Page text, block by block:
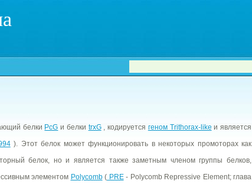
белки PcG и белки trxG, кодируется геном Trithorax-like и является
). Этот белок может функционировать в некоторых промоторах как
белок, но и является также заметным членом группы белков,
элементом Polycomb( PRE- Polycomb Repressive Element; глава